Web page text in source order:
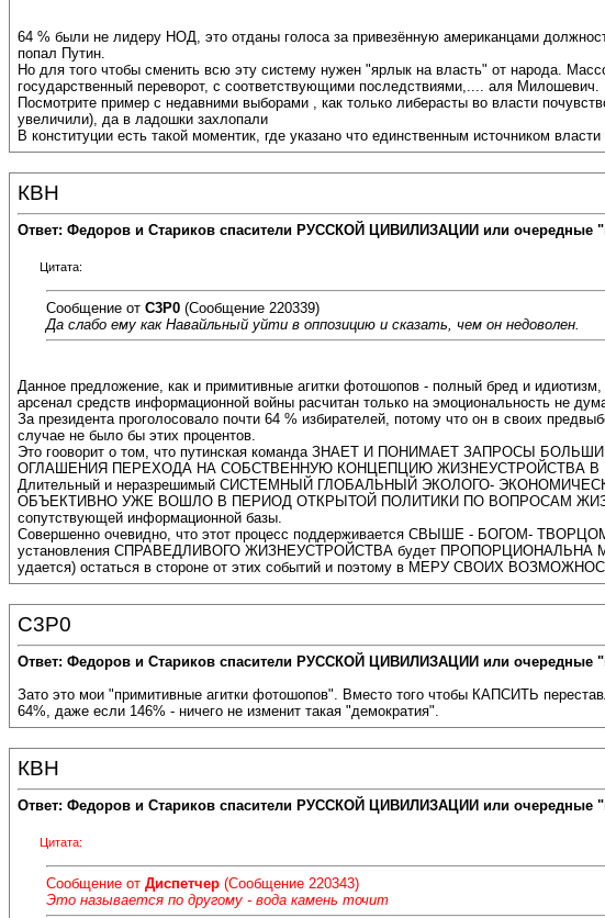
64 % были не лидеру НОД, это отданы голоса за привезённую американцами
попал Путин.
Но для того чтобы сменить всю эту систему нужен "ярлык на власть" от народа.
государственный переворот, с соответствующими последствиями,.... аля Милошевич.
Посмотрите пример с недавними выборами , как только либерасты во власти
увеличили), да в ладошки захлопали
В конституции есть такой моментик, где указано что единственным источником
КВН
Ответ: Федоров и Стариков спасители РУССКОЙ ЦИВИЛИЗАЦИИ или очередные
Цитата:
Сообщение от C3P0 (Сообщение 220339)
Да слабо ему как Навайльный уйти в оппозицию и сказать, чем он недоволен.
Данное предложение, как и примитивные агитки фотошопов - полный бред и
арсенал средств информационной войны расчитан только на эмоциональность не
За президента проголосовало почти 64 % избирателей, потому что он в
случае не было бы этих процентов.
Это гооворит о том, что путинская команда ЗНАЕТ И ПОНИМАЕТ ЗАПРОСЫ
ОГЛАШЕНИЯ ПЕРЕХОДА НА СОБСТВЕННУЮ КОНЦЕПЦИЮ ЖИЗНЕУСТРОЙСТВА В
Длительный и неразрешимый СИСТЕМНЫЙ ГЛОБАЛЬНЫЙ ЭКОЛОГО-
ОБЪЕКТИВНО УЖЕ ВОШЛО В ПЕРИОД ОТКРЫТОЙ ПОЛИТИКИ ПО ВОПРОСАМ
сопутствующей информационной базы.
Совершенно очевидно, что этот процесс поддерживается СВЫШЕ - БОГОМ-
установления СПРАВЕДЛИВОГО ЖИЗНЕУСТРОЙСТВА будет ПРОПОРЦИОНАЛЬНА
удается) остаться в стороне от этих событий и поэтому в МЕРУ СВОИХ
C3P0
Ответ: Федоров и Стариков спасители РУССКОЙ ЦИВИЛИЗАЦИИ или очередные
Зато это мои "примитивные агитки фотошопов". Вместо того чтобы КАПСИТЬ
64%, даже если 146% - ничего не изменит такая "демократия".
КВН
Ответ: Федоров и Стариков спасители РУССКОЙ ЦИВИЛИЗАЦИИ или очередные
Цитата:
Сообщение от Диспетчер (Сообщение 220343)
Это называется по другому - вода камень точит